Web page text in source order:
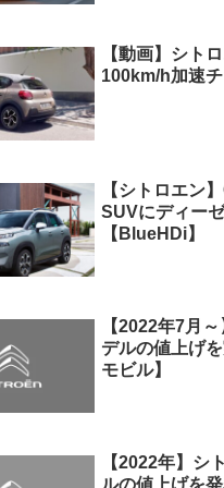
【動画】シト
100km/h加速チ
【シトロエン
SUVにディー
【BlueHDi】
【2022年7月
デルの値上げ
モビル】
【2022年】シ